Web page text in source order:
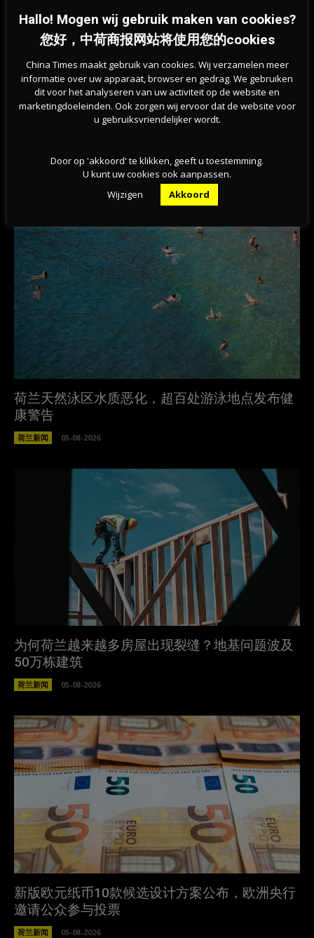
荷兰天然泳区水质恶化，超百处游泳地点发布健
康警告
荷兰新闻 05-08-2026
为何荷兰越来越多房屋出现裂缝？地基问题波及
50万栋建筑
荷兰新闻 05-08-2026
新版欧元纸币10款候选设计方案公布，欧洲央行
邀请公众参与投票
荷兰新闻 05-08-2026
Hallo! Mogen wij gebruik maken van cookies?
您好，中荷商报网站将使用您的cookies
China Times maakt gebruik van cookies. Wij verzamelen meer
informatie over uw apparaat, browser en gedrag. We gebruiken
dit voor het analyseren van uw activiteit op de website en
marketingdoeleinden. Ook zorgen wij ervoor dat de website voor
u gebruiksvriendelijker wordt.
Door op 'akkoord' te klikken, geeft u toestemming.
U kunt uw cookies ook aanpassen.
Wijzigen
Akkoord